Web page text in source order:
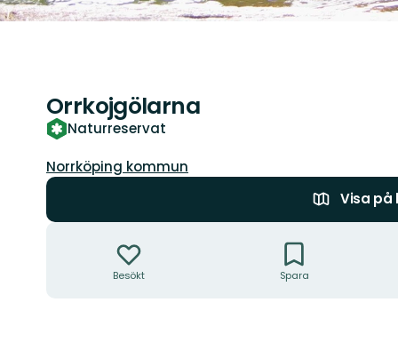
Orrkojgölarna
Naturreservat
Guide:
Norrköping kommun
Visa på
Besökt Spara